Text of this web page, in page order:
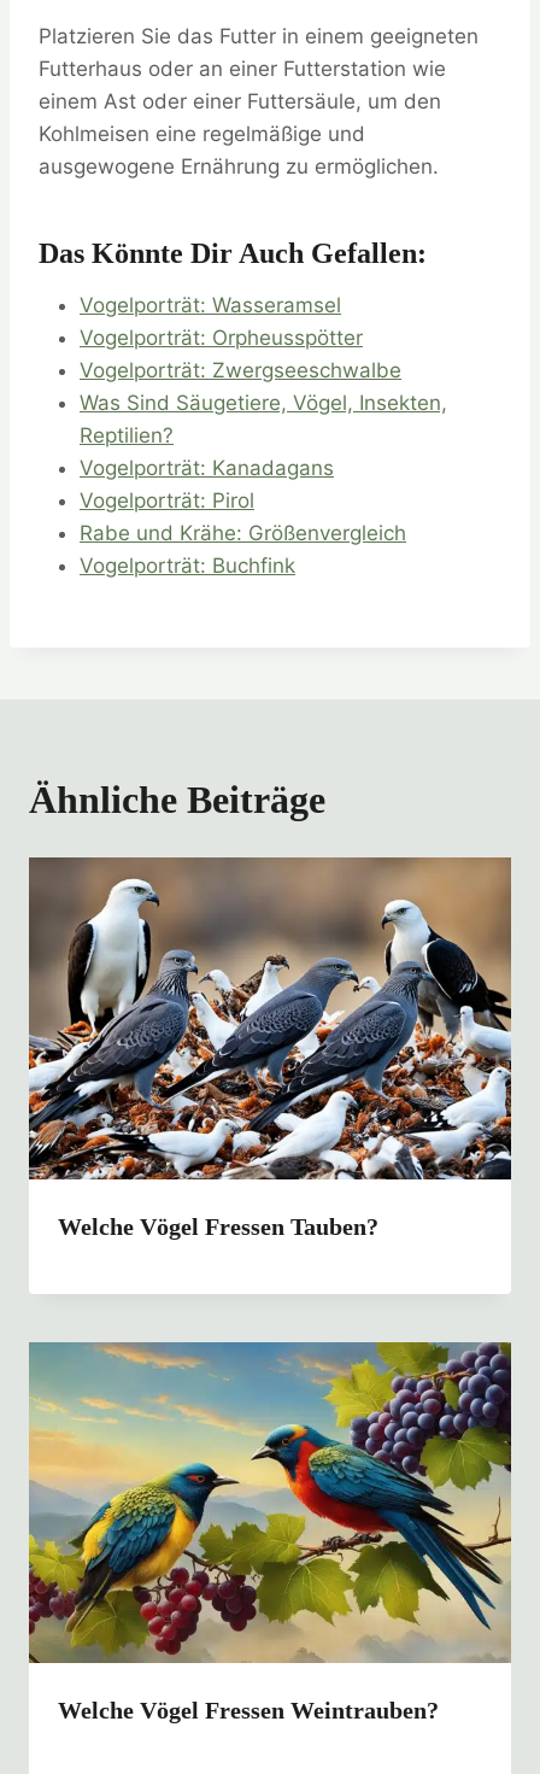
Platzieren Sie das Futter in einem geeigneten
Futterhaus oder an einer Futterstation wie
einem Ast oder einer Futtersäule, um den
Kohlmeisen eine regelmäßige und
ausgewogene Ernährung zu ermöglichen.
Das Könnte Dir Auch Gefallen:
Vogelporträt: Wasseramsel
Vogelporträt: Orpheusspötter
Vogelporträt: Zwergseeschwalbe
Was Sind Säugetiere, Vögel, Insekten,
Reptilien?
Vogelporträt: Kanadagans
Vogelporträt: Pirol
Rabe und Krähe: Größenvergleich
Vogelporträt: Buchfink
Ähnliche Beiträge
Welche Vögel Fressen Tauben?
Welche Vögel Fressen Weintrauben?